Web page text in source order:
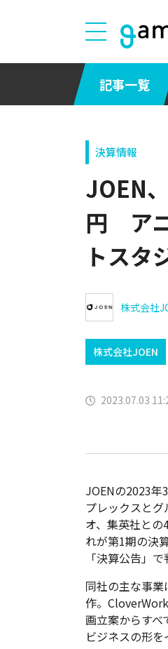
記事一覧
決算情報
JOEN
円 ア
トスタ
株式会社
株式会社JOEN
2023.07.03
JOENの2023年
プレックスと
オ、集英社と
れが第1期の決
「決算公告」で
同社の主な事
作。
画立案からすべ
ビジネスの形